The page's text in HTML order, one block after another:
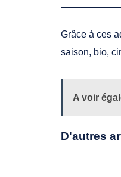
Grâce à ces
saison, bio,
A voir
D'autres